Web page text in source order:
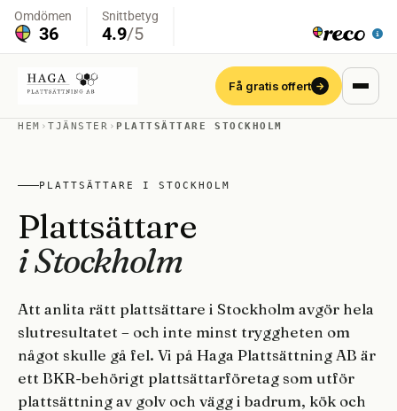
Få gratis offert →
HEM ›TJÄNSTER › PLATTSÄTTARE STOCKHOLM
PLATTSÄTTARE I STOCKHOLM
Plattsättare
i Stockholm
Att anlita rätt plattsättare i Stockholm avgör hela
slutresultatet – och inte minst tryggheten om
något skulle gå fel. Vi på Haga Plattsättning AB är
ett BKR-behörigt plattsättarföretag som utför
plattsättning av golv och vägg i badrum, kök och